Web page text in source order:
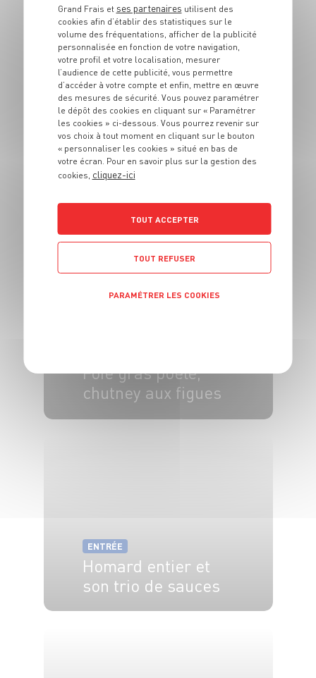
Tarte au beaufort
4 pers. 10 min 35 min
ENTRÉE
Brochettes des îles
4 pers. 15 min 10 min
Foie gras poêlé,
chutney aux figues
ENTRÉE
Homard entier et
son trio de sauces
Grand Frais et ses partenaires utilisent des
cookies afin d’établir des statistiques sur le
volume des fréquentations, afficher de la publicité
personnalisée en fonction de votre navigation,
votre profil et votre localisation, mesurer
l’audience de cette publicité, vous permettre
d’accéder à votre compte et enfin, mettre en œuvre
des mesures de sécurité. Vous pouvez paramétrer
le dépôt des cookies en cliquant sur « Paramétrer
les cookies » ci-dessous. Vous pourrez revenir sur
vos choix à tout moment en cliquant sur le bouton
« personnaliser les cookies » situé en bas de
votre écran. Pour en savoir plus sur la gestion des
cookies, cliquez-ici
TOUT ACCEPTER
TOUT REFUSER
PARAMÉTRER LES COOKIES